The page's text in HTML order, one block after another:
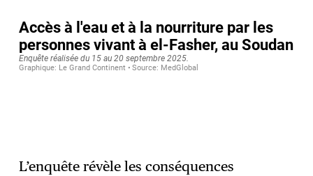
L’enquête révèle les conséquences